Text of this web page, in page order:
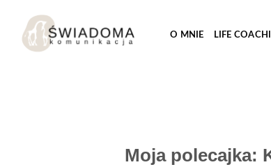
treści
O MNIE LIFE
Moja polecajka: